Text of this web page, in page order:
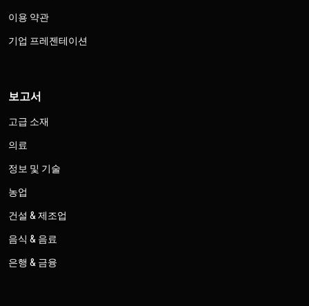
이용 약관
기업 프레젠테이션
보고서
고급 소재
의료
정보 및 기술
농업
건설 & 제조업
음식 & 음료
은행 & 금융